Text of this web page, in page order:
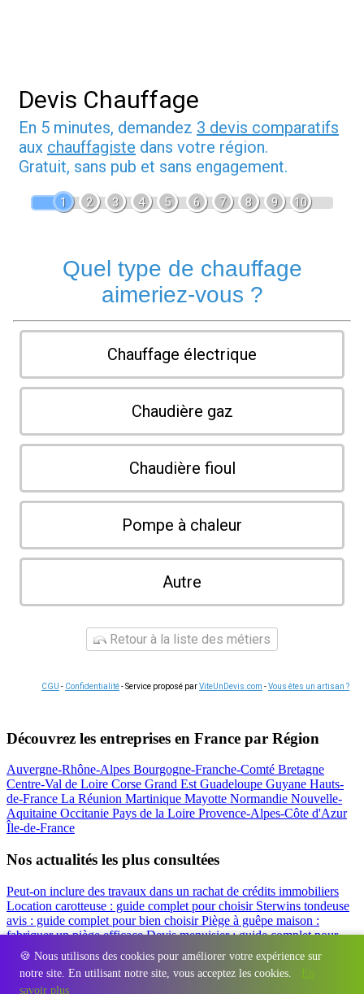
🍪 Nous utilisons des cookies pour améliorer votre expérience sur
notre site. En utilisant notre site, vous acceptez les cookies.
En
savoir plus
Devis Chauffage
En 5 minutes, demandez 3 devis comparatifs
aux chauffagiste dans votre région.
Gratuit, sans pub et sans engagement.
1 2 3 4 5 6 7 8 9 10
Quel type de chauffage
aimeriez-vous ?
Chauffage électrique
Chaudière gaz
Chaudière fioul
Pompe à chaleur
Autre
Retour à la liste des métiers
CGU - Confidentialité- Service proposé parViteUnDevis.com -Vous êtes un artisan ?
Découvrez les entreprises en France par Région
Auvergne-Rhône-Alpes Bourgogne-Franche-Comté Bretagne
Centre-Val de Loire Corse Grand EstGuadeloupe Guyane Hauts-
de-France La Réunion Martinique Mayotte Normandie Nouvelle-
Aquitaine Occitanie Pays de la Loire Provence-Alpes-Côte d'Azur
Île-de-France
Nos actualités les plus consultées
Peut-on inclure des travaux dans un rachat de crédits immobiliers
Location carotteuse : guide complet pour choisir Sterwins tondeuse
avis : guide complet pour bien choisirPiège à guêpe maison :
fabriquer un piège efficaceDevis menuisier : guide complet pour
obtenir le meilleur prix
Simulation rachat de crédit : regrouper prêt
travaux et crédits
Régions - Départements - Villes - Entreprises - Marques Contact